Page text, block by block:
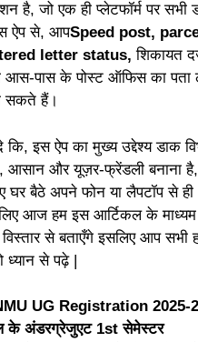
है, जो एक ही प्लेटफॉर्म पर सभी
ऐप से, आपSpeed ​​post,
letter status, शिकायत
आस-पास के पोस्ट ऑफिस का पता
सकते हैं।
कि, इस ऐप का मुख्य उद्देश्य डाक
आसान और यूज़र-फ्रेंडली बनाना है,
घर बैठे अपने फोन या लैपटॉप से
आज हम इस आर्टिकल के
से बताएँगे इसलिए आप सभी
ध्यान से पढ़े |
UG Registration 2025-
के अंडरग्रेजुएट 1st सेमेस्टर